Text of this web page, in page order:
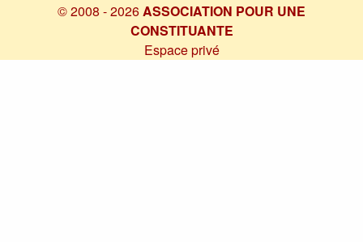
© 2008 - 2026ASSOCIATION POUR UNE
CONSTITUANTE
Espace privé